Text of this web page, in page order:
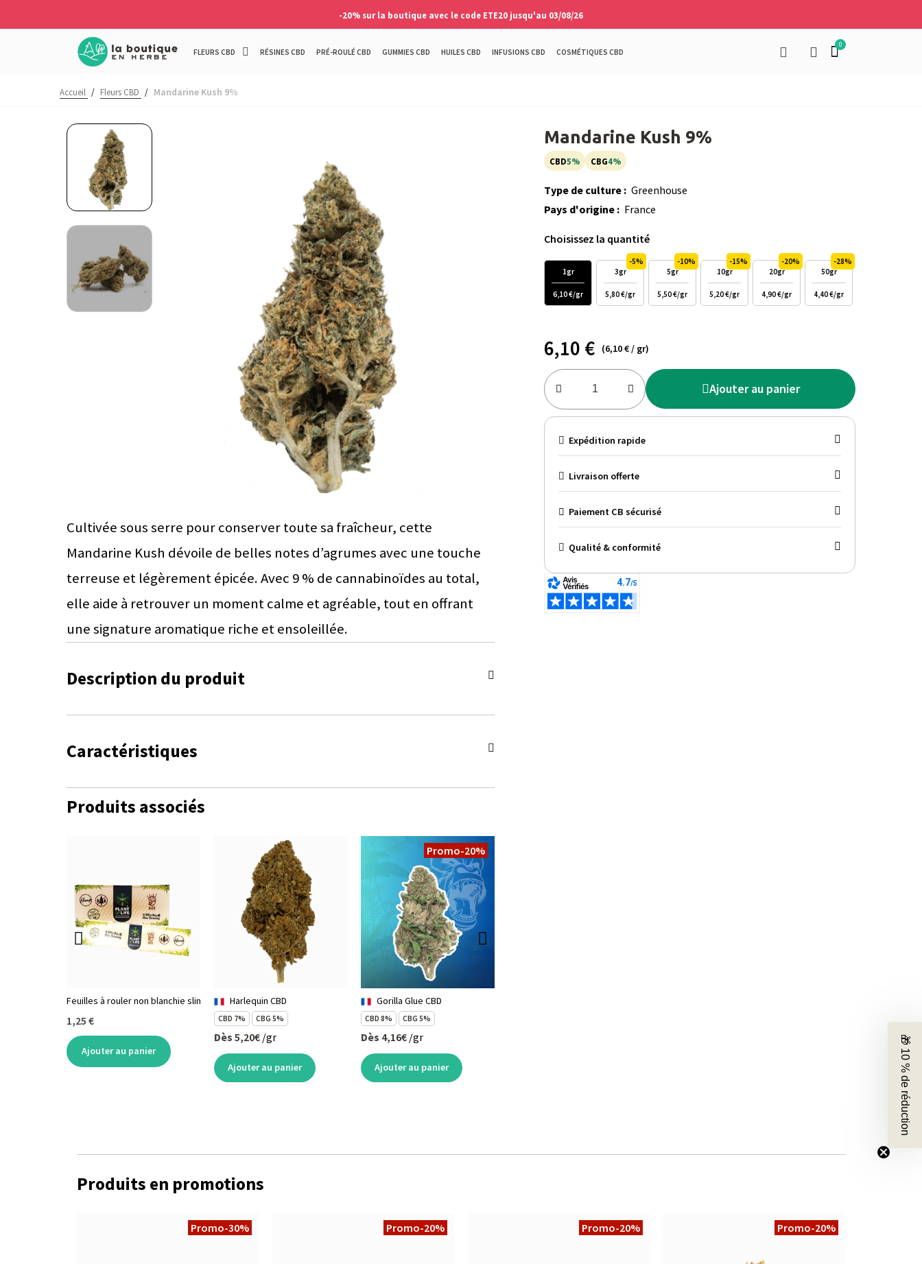
-20% sur la boutique avec le code ETE20 jusqu'au 03/08/26
FLEURS CBD RÉSINES CBD PRÉ-ROULÉ CBD GUMMIES CBD HUILES CBD INFUSIONS CBD COSMÉTIQUES CBD
Accueil / Fleurs CBD / Mandarine Kush 9%
Cultivée sous serre pour conserver toute sa fraîcheur, cette
Mandarine Kush dévoile de belles notes d’agrumes avec une touche
terreuse et légèrement épicée. Avec 9 % de cannabinoïdes au total,
elle aide à retrouver un moment calme et agréable, tout en offrant
une signature aromatique riche et ensoleillée.
Description du produit
Caractéristiques
Produits associés
Feuilles à rouler non blanchie slim X32 avec cartons
1,25 €
Ajouter au panier
Harlequin CBD
CBD 7% CBG 5%
Dès 5,20€ /gr
Ajouter au panier
Promo-20%
Gorilla Glue CBD
CBD 8% CBG 5%
Dès 4,16€ /gr
Ajouter au panier
Mandarine Kush 9%
CBD5% CBG4%
Type de culture : Greenhouse
Pays d'origine : France
Choisissez la quantité
1gr
6,10 €/gr
-5%
3gr
5,80 €/gr
-10%
5gr
5,50 €/gr
-15%
10gr
5,20 €/gr
-20%
20gr
4,90 €/gr
-28%
50gr
4,40 €/gr
6,10 € (6,10 € / gr)
Ajouter au panier
Expédition rapide
Livraison offerte
Paiement CB sécurisé
Qualité & conformité
Produits en promotions
Promo-30% Promo-20% Promo-20% Promo-20%
🎁 10 % de réduction